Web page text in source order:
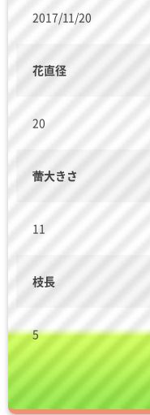
2017/11/20
花直径
20
蕾大きさ
11
枝長
5